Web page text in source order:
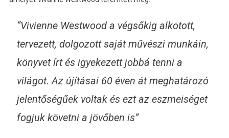
“Vivienne Westwood a végsőkig alkotott,
tervezett, dolgozott saját művészi munkáin,
könyvet írt és igyekezett jobbá tenni a
világot. Az újításai 60 éven át meghatározó
jelentőségűek voltak és ezt az eszmeiséget
fogjuk követni a jövőben is”